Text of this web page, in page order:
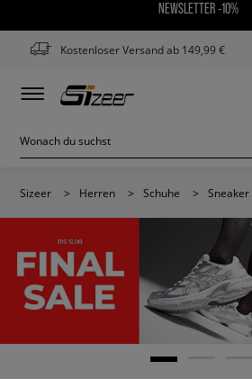
NEWSLETTER -10%
Kostenloser Versand ab 149,99 €
Sizeer > Herren > Schuhe > Sneaker